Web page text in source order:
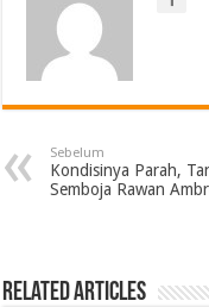
Sebelum
Kondisinya Parah,
Semboja Rawan
Related Articles